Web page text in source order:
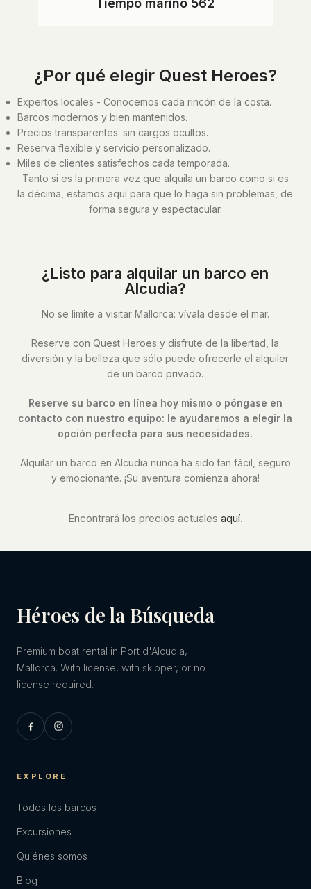
Tiempo marino 562
¿Por qué elegir Quest Heroes?
Expertos locales - Conocemos cada rincón de la costa.
Barcos modernos y bien mantenidos.
Precios transparentes: sin cargos ocultos.
Reserva flexible y servicio personalizado.
Miles de clientes satisfechos cada temporada.
Tanto si es la primera vez que alquila un barco como si es
la décima, estamos aquí para que lo haga sin problemas, de
forma segura y espectacular.
¿Listo para alquilar un barco en
Alcudia?
No se limite a visitar Mallorca: vívala desde el mar.
Reserve con Quest Heroes y disfrute de la libertad, la
diversión y la belleza que sólo puede ofrecerle el alquiler
de un barco privado.
Reserve su barco en línea hoy mismo o póngase en
contacto con nuestro equipo: le ayudaremos a elegir la
opción perfecta para sus necesidades.
Alquilar un barco en Alcudia nunca ha sido tan fácil, seguro
y emocionante. ¡Su aventura comienza ahora!
Encontrará los precios actuales aquí.
Héroes de la Búsqueda
Premium boat rental in Port d'Alcudia,
Mallorca. With license, with skipper, or no
license required.
EXPLORE
Todos los barcos
Excursiones
Quiénes somos
Blog